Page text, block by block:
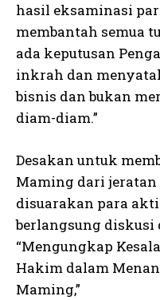
hasil eksaminasi
membantah semua
ada keputusan
inkrah dan
bisnis dan bukan
diam-diam.”
Desakan untuk
Maming dari
disuarakan para
berlangsung diskusi
“Mengungkap
Hakim dalam
Maming,”